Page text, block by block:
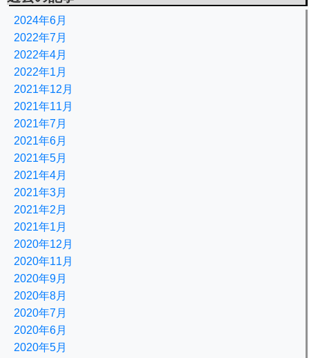
2024年6月
2022年7月
2022年4月
2022年1月
2021年12月
2021年11月
2021年7月
2021年6月
2021年5月
2021年4月
2021年3月
2021年2月
2021年1月
2020年12月
2020年11月
2020年9月
2020年8月
2020年7月
2020年6月
2020年5月